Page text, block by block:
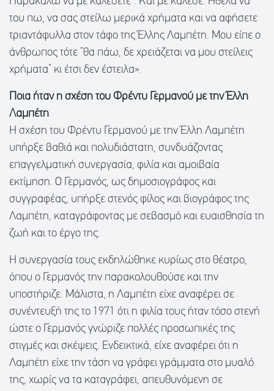
του πω, να σας στείλω μερικά χρήματα και να αφήσετε
τριαντάφυλλα στον τάφο της Έλλης Λαμπέτη. Μου είπε ο
άνθρωπος τότε “θα πάω, δε χρειάζεται να μου στείλεις
χρήματα” κι έτσι δεν έστειλα».
Ποια ήταν η σχέση του Φρέντυ Γερμανού με την Έλλη
Λαμπέτη
Η σχέση του Φρέντυ Γερμανού με την Έλλη Λαμπέτη
υπήρξε βαθιά και πολυδιάστατη, συνδυάζοντας
επαγγελματική συνεργασία, φιλία και αμοιβαία
εκτίμηση. Ο Γερμανός, ως δημοσιογράφος και
συγγραφέας, υπήρξε στενός φίλος και βιογράφος της
Λαμπέτη, καταγράφοντας με σεβασμό και ευαισθησία τη
ζωή και το έργο της.
Η συνεργασία τους εκδηλώθηκε κυρίως στο θέατρο,
όπου ο Γερμανός την παρακολουθούσε και την
υποστήριζε. Μάλιστα, η Λαμπέτη είχε αναφέρει σε
συνέντευξή της το 1971 ότι η φιλία τους ήταν τόσο στενή
ώστε ο Γερμανός γνώριζε πολλές προσωπικές της
στιγμές και σκέψεις. Ενδεικτικά, είχε αναφέρει ότι η
Λαμπέτη είχε την τάση να γράφει γράμματα στο μυαλό
της, χωρίς να τα καταγράφει, απευθυνόμενη σε